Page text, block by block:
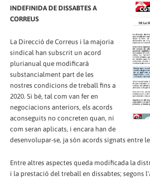
INDEFINIDA DE DISSABTES A
CORREUS
La Direcció de Correus i la majoria
sindical han subscrit un acord
plurianual que modificarà
substancialment part de les
nostres condicions de treball fins a
2020. Si bé, tal com van fer en
negociacions anteriors, els acords
aconseguits no concreten quan, ni
com seran aplicats, i encara han de
desenvolupar-se, ja són acords signats entre
Entre altres aspectes queda modificada la
i la prestació del treball en dissabtes; segons